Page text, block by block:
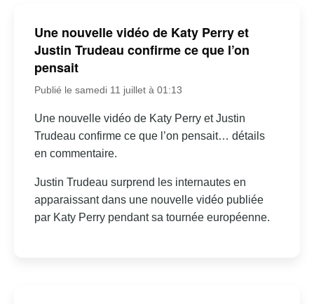
Une nouvelle vidéo de Katy Perry et
Justin Trudeau confirme ce que l’on
pensait
Publié le samedi 11 juillet à 01:13
Une nouvelle vidéo de Katy Perry et Justin
Trudeau confirme ce que l’on pensait… détails
en commentaire.
Justin Trudeau surprend les internautes en
apparaissant dans une nouvelle vidéo publiée
par Katy Perry pendant sa tournée européenne.